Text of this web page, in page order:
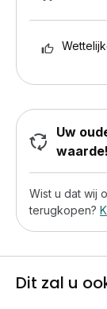
Uw
waarde!
Wist u dat wij
terugkopen?
Dit zal u